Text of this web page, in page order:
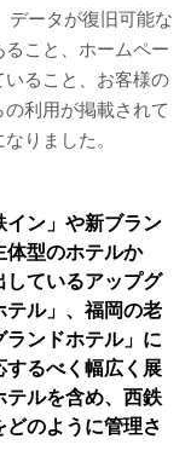
データが復旧可能な
こと、ホームペー
ること、お客様の
利用が掲載されて
りました。
イン」や新ブラン
体型のホテルか
しているアップグ
テル」、福岡の老
ンドホテル」に
するべく幅広く展
テルを含め、西鉄
のように管理さ